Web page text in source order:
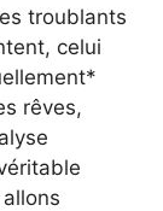
troublants
celui
rêves,